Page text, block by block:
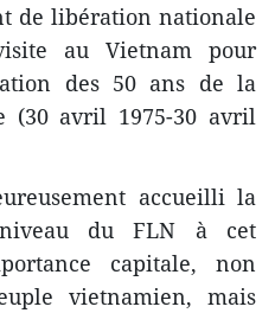
de libération nationale
au Vietnam pour
des 50 ans de la
(30 avril 1975-30 avril
accueilli la
du FLN à cet
capitale, non
vietnamien, mais